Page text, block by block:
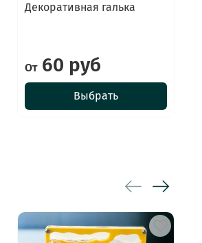
Декоративная галька
От60 руб
Выбрать